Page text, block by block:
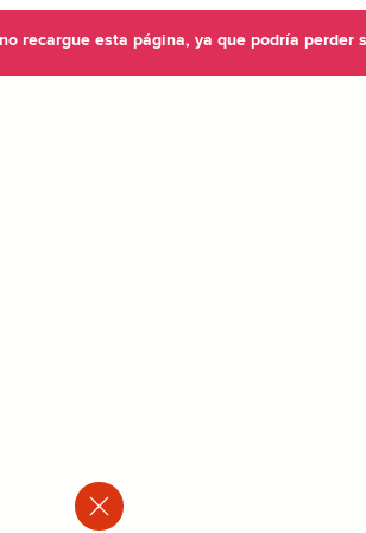
recargue esta página, ya que podría perder